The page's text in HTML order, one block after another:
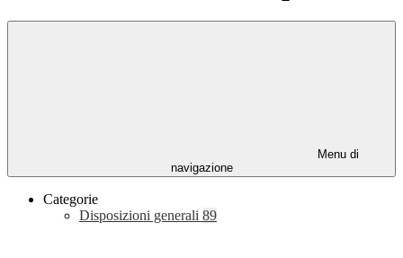
Menu di
navigazione
Categorie
Disposizioni generali 89